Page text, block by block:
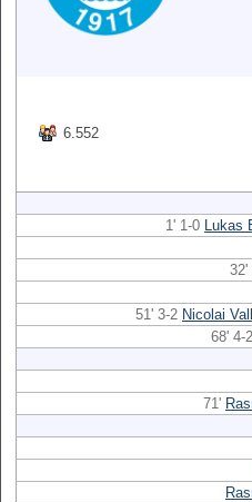
6.552
1' 1-0 Lukas
32'
51' 3-2 Nicolai
68' 4-2
71'